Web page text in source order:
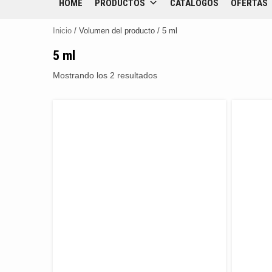
HOME PRODUCTOS CATÁLOGOS OFERTAS
Inicio / Volumen del producto / 5 ml
5 ml
Mostrando los 2 resultados